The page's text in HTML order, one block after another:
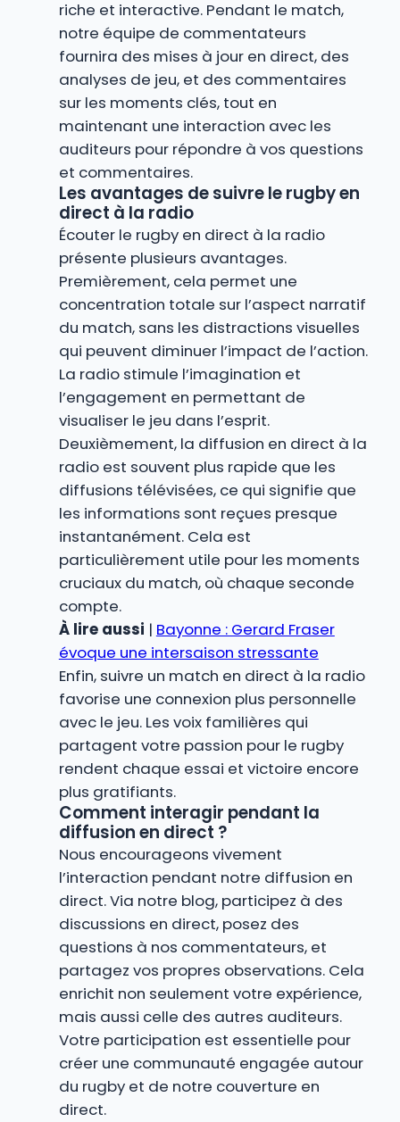
riche et interactive. Pendant le match,
notre équipe de commentateurs
fournira des mises à jour en direct, des
analyses de jeu, et des commentaires
sur les moments clés, tout en
maintenant une interaction avec les
auditeurs pour répondre à vos questions
et commentaires.
Les avantages de suivre le rugby en
direct à la radio
Écouter le rugby en direct à la radio
présente plusieurs avantages.
Premièrement, cela permet une
concentration totale sur l’aspect narratif
du match, sans les distractions visuelles
qui peuvent diminuer l’impact de l’action.
La radio stimule l’imagination et
l’engagement en permettant de
visualiser le jeu dans l’esprit.
Deuxièmement, la diffusion en direct à la
radio est souvent plus rapide que les
diffusions télévisées, ce qui signifie que
les informations sont reçues presque
instantanément. Cela est
particulièrement utile pour les moments
cruciaux du match, où chaque seconde
compte.
À lire aussi | Bayonne : Gerard Fraser
évoque une intersaison stressante
Enfin, suivre un match en direct à la radio
favorise une connexion plus personnelle
avec le jeu. Les voix familières qui
partagent votre passion pour le rugby
rendent chaque essai et victoire encore
plus gratifiants.
Comment interagir pendant la
diffusion en direct ?
Nous encourageons vivement
l’interaction pendant notre diffusion en
direct. Via notre blog, participez à des
discussions en direct, posez des
questions à nos commentateurs, et
partagez vos propres observations. Cela
enrichit non seulement votre expérience,
mais aussi celle des autres auditeurs.
Votre participation est essentielle pour
créer une communauté engagée autour
du rugby et de notre couverture en
direct.